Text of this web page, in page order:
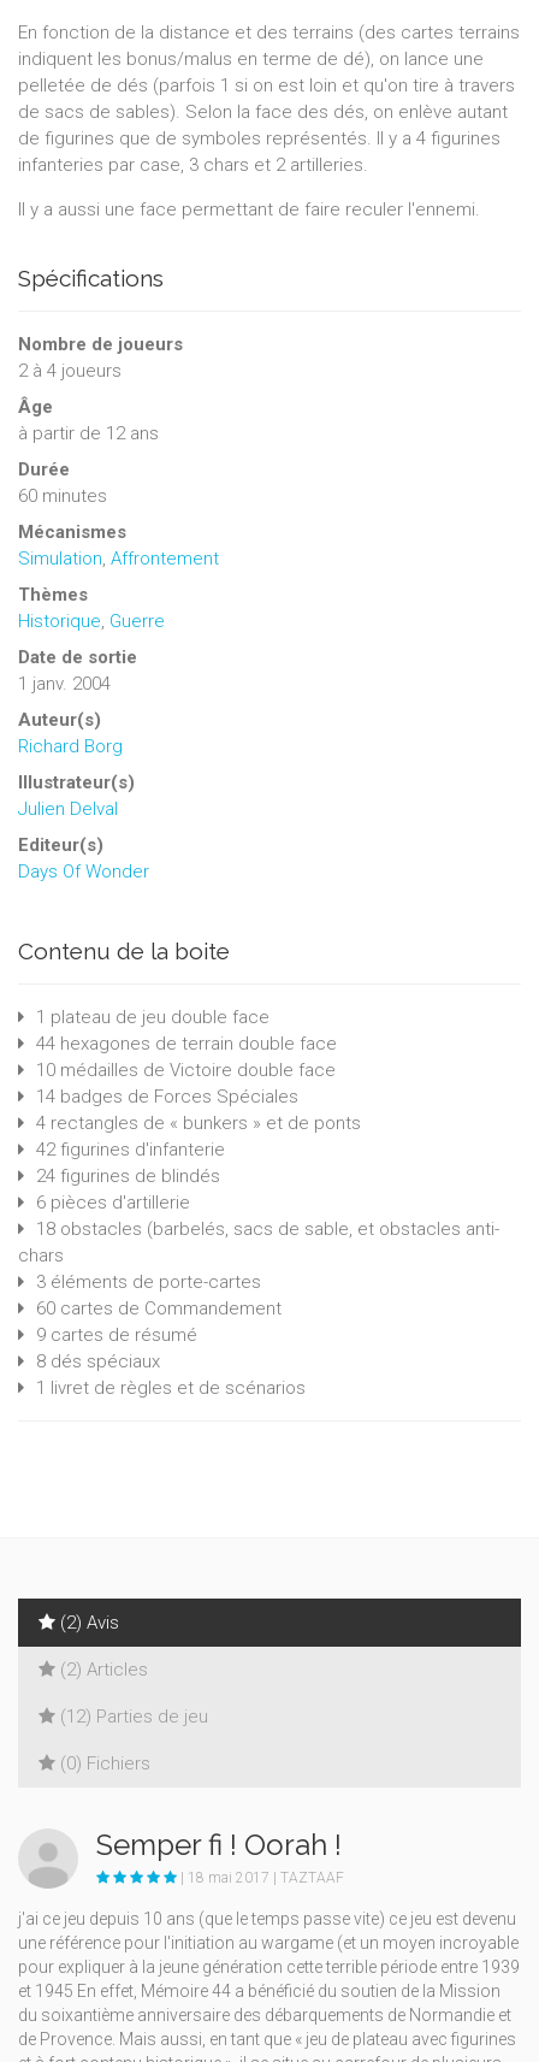
En fonction de la distance et des terrains (des cartes terrains
indiquent les bonus/malus en terme de dé), on lance une
pelletée de dés (parfois 1 si on est loin et qu'on tire à travers
de sacs de sables). Selon la face des dés, on enlève autant
de figurines que de symboles représentés. Il y a 4 figurines
infanteries par case, 3 chars et 2 artilleries.
Il y a aussi une face permettant de faire reculer l'ennemi.
Spécifications
Nombre de joueurs
2 à 4 joueurs
Âge
à partir de 12 ans
Durée
60 minutes
Mécanismes
Simulation Affrontement
Thèmes
Historique Guerre
Date de sortie
1 janv. 2004
Auteur(s)
Richard Borg
Illustrateur(s)
Julien Delval
Editeur(s)
Days Of Wonder
Contenu de la boite
1 plateau de jeu double face
44 hexagones de terrain double face
10 médailles de Victoire double face
14 badges de Forces Spéciales
4 rectangles de « bunkers » et de ponts
42 figurines d'infanterie
24 figurines de blindés
6 pièces d'artillerie
18 obstacles (barbelés, sacs de sable, et obstacles anti-
chars
3 éléments de porte-cartes
60 cartes de Commandement
9 cartes de résumé
8 dés spéciaux
1 livret de règles et de scénarios
(2) Avis
(2) Articles
(12) Parties de jeu
(0) Fichiers
Semper fi ! Oorah !
| 18 mai 2017 | TAZTAAF
j'ai ce jeu depuis 10 ans (que le temps passe vite) ce jeu est devenu
une référence pour l'initiation au wargame (et un moyen incroyable
pour expliquer à la jeune génération cette terrible période entre 1939
et 1945 En effet, Mémoire 44 a bénéficié du soutien de la Mission
du soixantième anniversaire des débarquements de Normandie et
de Provence. Mais aussi, en tant que « jeu de plateau avec figurines